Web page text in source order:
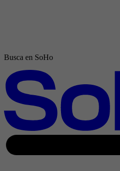
Busca en SoHo